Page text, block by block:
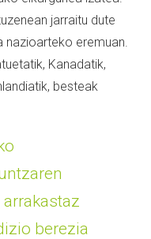
jarraitu dute
nazioarteko eremuan.
Kanadatik,
besteak
berezia